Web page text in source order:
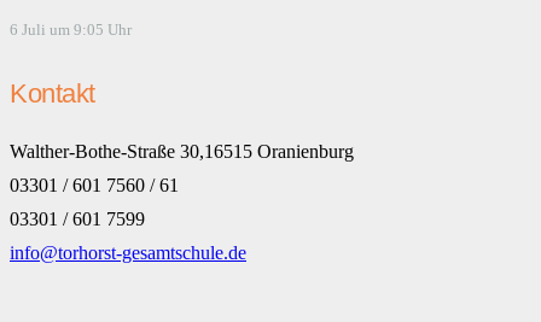
6 Juli um 9:05 Uhr
Kontakt
Walther-Bothe-Straße 30,16515 Oranienburg
03301 / 601 7560 / 61
03301 / 601 7599
info@torhorst-gesamtschule.de